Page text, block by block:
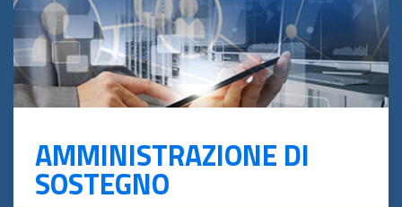
AMMINISTRAZIONE DI
SOSTEGNO